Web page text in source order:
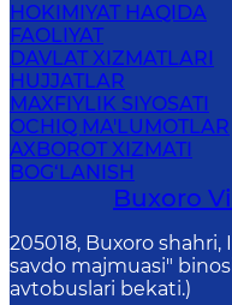
HOKIMIYAT HAQIDA
FAOLIYAT
DAVLAT XIZMATLARI
HUJJATLAR
MAXFIYLIK SIYOSATI
OCHIQ MA'LUMOTLAR
AXBOROT XIZMATI
BOG‘LANISH
Buxoro
205018, Buхоrо shahri,
savdo majmuasi"
avtobuslari bekati.)